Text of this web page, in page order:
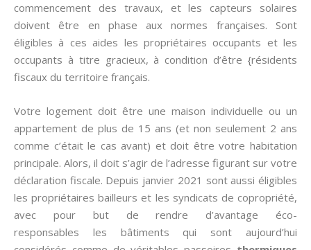
commencement des travaux, et les capteurs solaires
doivent être en phase aux normes françaises. Sont
éligibles à ces aides les propriétaires occupants et les
occupants à titre gracieux, à condition d’être {résidents
fiscaux du territoire français.
Votre logement doit être une maison individuelle ou un
appartement de plus de 15 ans (et non seulement 2 ans
comme c’était le cas avant) et doit être votre habitation
principale. Alors, il doit s’agir de l’adresse figurant sur votre
déclaration fiscale. Depuis janvier 2021 sont aussi éligibles
les propriétaires bailleurs et les syndicats de copropriété,
avec pour but de rendre d’avantage éco-
responsables les bâtiments qui sont aujourd’hui